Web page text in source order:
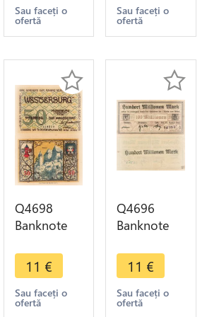
Marks 1918
AU - Make
Sau faceți o
ofertă
Mark 1921
Notgeld -
Sau faceți o
ofertă
Q4698
Banknote
Pfennig
Castle
Wesgerburg
1920
11 €
Sau faceți o
ofertă
Q4696
Banknote
Cochem
Simmern
Zell 100
Millionen
11 €
Sau faceți o
ofertă